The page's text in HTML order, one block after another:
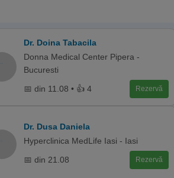
Dr. Doina Tabacila
Donna Medical Center Pipera -
Bucuresti
📅 din 11.08 • 👍 4 Rezervă
Dr. Dusa Daniela
Hyperclinica MedLife Iasi - Iasi
📅 din 21.08 Rezervă